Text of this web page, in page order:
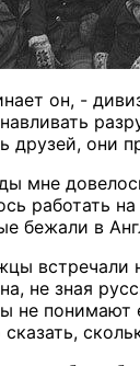
он, -
друзей, они
мне
работать
бежали в
встречали
не зная
не понимают
сказать,